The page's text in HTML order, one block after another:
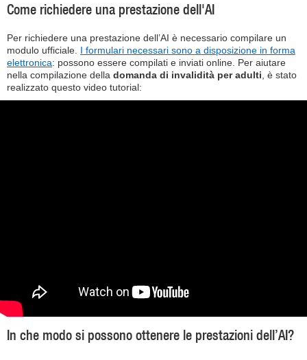
Come richiedere una prestazione dell'AI
Per richiedere una prestazione dell’AI è necessario compilare un
modulo ufficiale. I formulari necessari sono a disposizione in forma
elettronica: possono essere compilati e inviati online. Per aiutare
nella compilazione della domanda di invalidità per adulti , è stato
realizzato questo video tutorial:
In che modo si possono ottenere le prestazioni dell’AI?